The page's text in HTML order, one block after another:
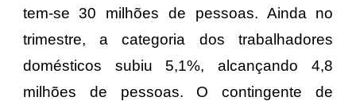
tem-se 30 milhões de pessoas. Ainda no
trimestre, a categoria dos trabalhadores
domésticos subiu 5,1%, alcançando 4,8
milhões de pessoas. O contingente de